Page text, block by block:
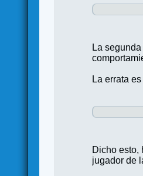
La
La errata
Dicho esto,
jugador de